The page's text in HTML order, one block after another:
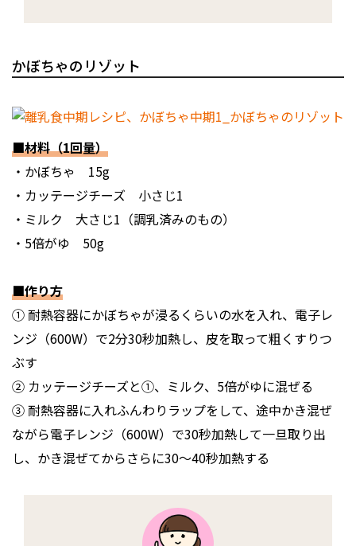
かぼちゃのリゾット
■材料（1回量）
・かぼちゃ 15g
・カッテージチーズ 小さじ1
・ミルク 大さじ1（調乳済みのもの）
・5倍がゆ 50g
■作り方
① 耐熱容器にかぼちゃが浸るくらいの水を入れ、電子レ
ンジ（600W）で2分30秒加熱し、皮を取って粗くすりつ
ぶす
② カッテージチーズと①、ミルク、5倍がゆに混ぜる
③ 耐熱容器に入れふんわりラップをして、途中かき混ぜ
ながら電子レンジ（600W）で30秒加熱して一旦取り出
し、かき混ぜてからさらに30〜40秒加熱する